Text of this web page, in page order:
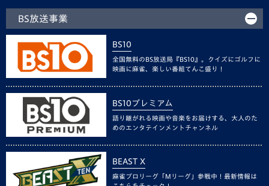
BS放送事業
BS10
全国無料のBS放送局『BS10』。クイズにゴルフに
映画に麻雀、楽しい番組てんこ盛り！
BS10プレミアム
語り継がれる映画や音楽をお届けする、大人のた
めのエンタテインメントチャンネル
BEAST X
麻雀プロリーグ「Mリーグ」参戦中！最新情報は